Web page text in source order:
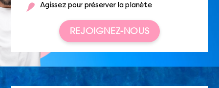
Agissez pour préserver la planète
REJOIGNEZ-NOUS